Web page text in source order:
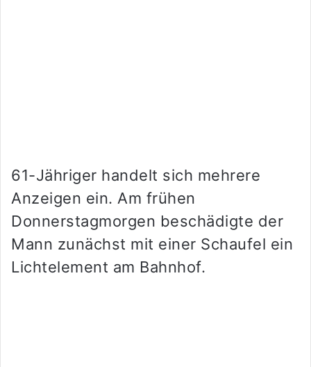
61-Jähriger handelt sich mehrere
Anzeigen ein. Am frühen
Donnerstagmorgen beschädigte der
Mann zunächst mit einer Schaufel ein
Lichtelement am Bahnhof.